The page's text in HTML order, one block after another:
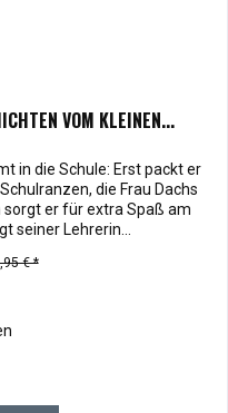
VOM KLEINEN...
in die Schule: Erst packt er
die Frau Dachs
er für extra Spaß am
seiner Lehrerin...
€ *